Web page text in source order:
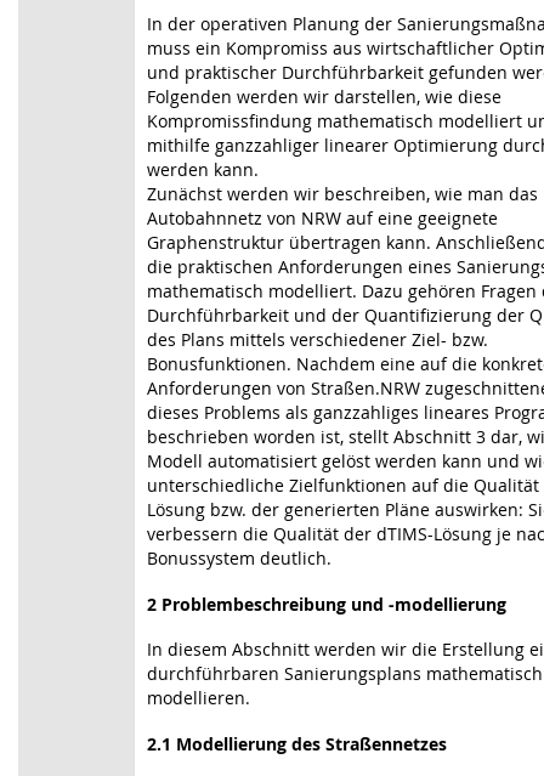
In der operativen Planung der
muss ein Kompromiss aus wirtschaftlicher
und praktischer Durchführbarkeit gefunden
Folgenden werden wir darstellen, wie diese
Kompromissfindung mathematisch modelliert
mithilfe ganzzahliger linearer Optimierung
werden kann.
Zunächst werden wir beschreiben, wie man das
Autobahnnetz von NRW auf eine geeignete
Graphenstruktur übertragen kann.
die praktischen Anforderungen eines
mathematisch modelliert. Dazu gehören Fragen
Durchführbarkeit und der Quantifizierung der
des Plans mittels verschiedener Ziel- bzw.
Bonusfunktionen. Nachdem eine auf die
Anforderungen von Straßen.NRW
dieses Problems als ganzzahliges lineares
beschrieben worden ist, stellt Abschnitt 3 dar,
Modell automatisiert gelöst werden kann und
unterschiedliche Zielfunktionen auf die Qualität
Lösung bzw. der generierten Pläne auswirken:
verbessern die Qualität der dTIMS-Lösung je
Bonussystem deutlich.
2 Problembeschreibung und -modellierung
In diesem Abschnitt werden wir die Erstellung
durchführbaren Sanierungsplans mathematisch
modellieren.
2.1 Modellierung des Straßennetzes